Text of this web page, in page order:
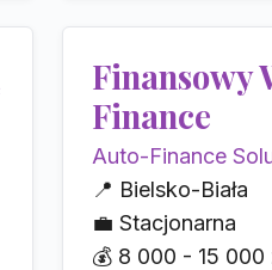
Finansowy
Finance
Auto-Finance
📍 Bielsko-Biała
💼 Stacjonarna
💰 8 000 - 15 000